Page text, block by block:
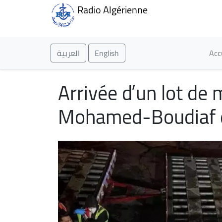
Radio Algérienne
العربية English
Arrivée d’un lot
Mohamed-